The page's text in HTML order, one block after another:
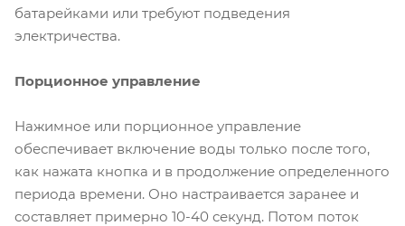
батарейками или требуют подведения
электричества.
Порционное управление
Нажимное или порционное управление
обеспечивает включение воды только после того,
как нажата кнопка и в продолжение определенного
периода времени. Оно настраивается заранее и
составляет примерно 10-40 секунд. Потом поток